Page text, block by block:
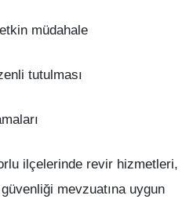
müdahale
tutulması
ilçelerinde revir hizmetleri,
mevzuatına uygun